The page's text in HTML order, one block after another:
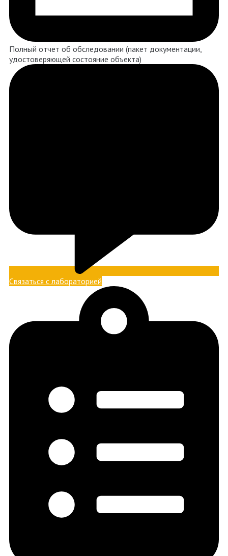
Полный отчет об обследовании (пакет документации,
удостоверяющей состояние объекта)
Связаться с лабораторией